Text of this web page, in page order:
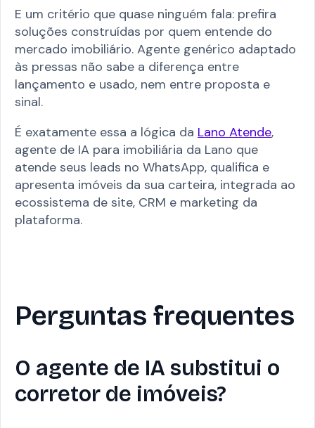
E um critério que quase ninguém fala: prefira
soluções construídas por quem entende do
mercado imobiliário. Agente genérico adaptado
às pressas não sabe a diferença entre
lançamento e usado, nem entre proposta e
sinal.
É exatamente essa a lógica da Lano Atende,
agente de IA para imobiliária da Lano que
atende seus leads no WhatsApp, qualifica e
apresenta imóveis da sua carteira, integrada ao
ecossistema de site, CRM e marketing da
plataforma.
Perguntas frequentes
O agente de IA substitui o
corretor de imóveis?